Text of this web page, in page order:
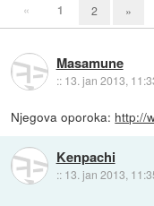
« 1 2 »
Masamune
:: 13. jan 2013,
Njegova oporoka: http://
Kenpachi
:: 13. jan 2013,